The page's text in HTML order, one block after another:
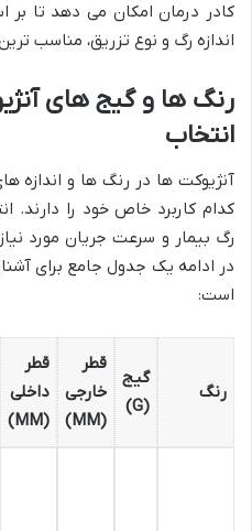
کادر درمان امکان می دهد تا
اندازه رگ و نوع تزریق، مناسب
رنگ ها و گیج های
انتخاب
آنژیوکت ها در رنگ ها و اندازه
کدام کاربرد خاص خود را
رگ بیمار و سرعت جریان مورد
در ادامه یک جدول جامع برای
است:
رنگ
گیج
(G)
قطر
خارجی
(MM)
قطر
داخلی
(MM)